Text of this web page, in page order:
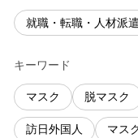
就職・転職・人材派
キーワード
マスク 脱マスク
訪日外国人 マス